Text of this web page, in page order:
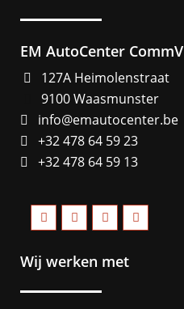
EM AutoCenter CommV
127A Heimolenstraat
9100 Waasmunster
info@emautocenter.be
+32 478 64 59 23
+32 478 64 59 13
Wij werken met